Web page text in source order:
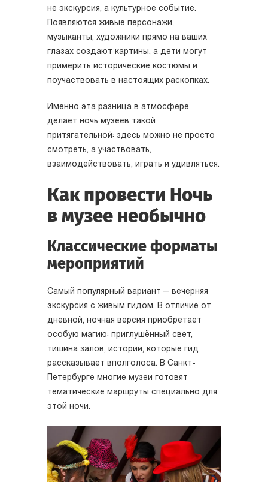
не экскурсия, а культурное событие.
Появляются живые персонажи,
музыканты, художники прямо на ваших
глазах создают картины, а дети могут
примерить исторические костюмы и
поучаствовать в настоящих раскопках.
Именно эта разница в атмосфере
делает ночь музеев такой
притягательной: здесь можно не просто
смотреть, а участвовать,
взаимодействовать, играть и удивляться.
Как провести Ночь
в музее необычно
Классические форматы
мероприятий
Самый популярный вариант — вечерняя
экскурсия с живым гидом. В отличие от
дневной, ночная версия приобретает
особую магию: приглушённый свет,
тишина залов, истории, которые гид
рассказывает вполголоса. В Санкт-
Петербурге многие музеи готовят
тематические маршруты специально для
этой ночи.